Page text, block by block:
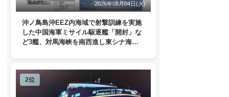
2026年08月04日(火)
沖ノ鳥島沖EEZ内海域で射撃訓練を実施
した中国海軍ミサイル駆逐艦「開封」な
ど3艦、対馬海峡を南西進し東シナ海
2位